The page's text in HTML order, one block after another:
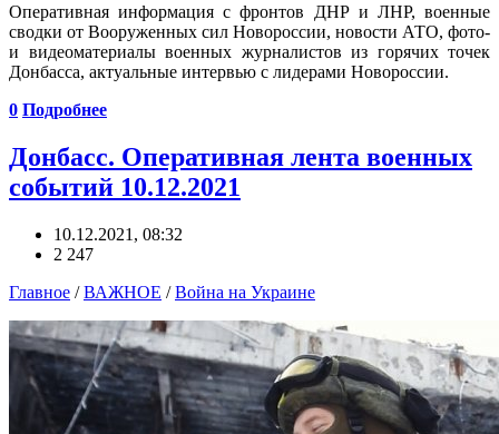
Оперативная информация с фронтов ДНР и ЛНР, военные
сводки от Вооруженных сил Новороссии, новости АТО, фото-
и видеоматериалы военных журналистов из горячих точек
Донбасса, актуальные интервью с лидерами Новороссии.
0 Подробнее
Донбасс. Оперативная лента военных
событий 10.12.2021
10.12.2021, 08:32
2 247
Главное /ВАЖНОЕ /Война на Украине